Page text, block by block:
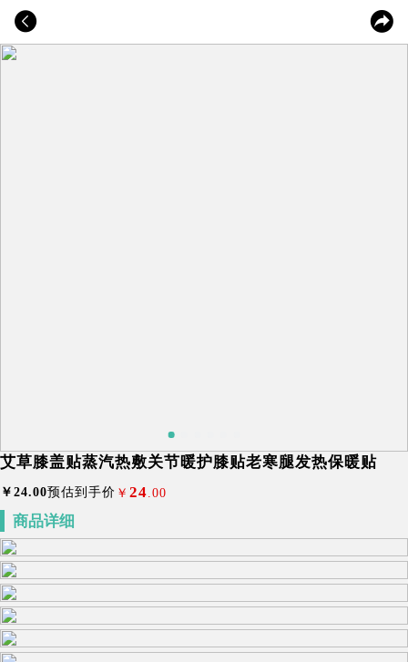
艾草膝盖贴蒸汽热敷关节暖护膝贴老寒腿发热保暖贴
￥24.00预估到手价 ￥ 24 .00
商品详细